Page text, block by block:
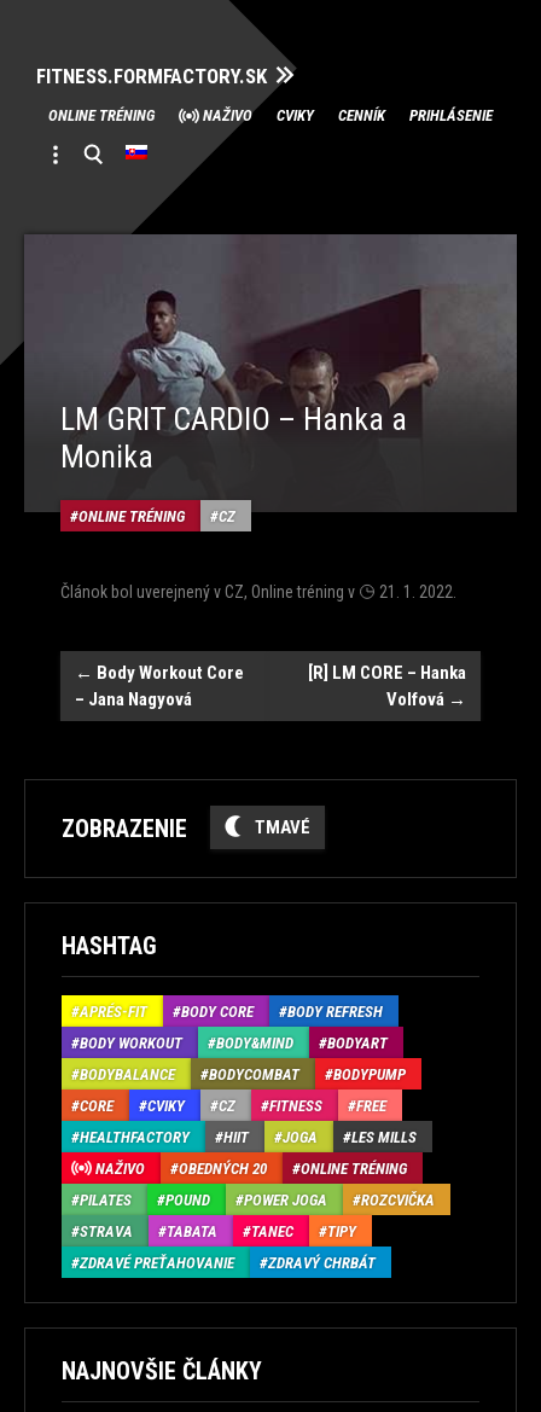
FITNESS.FORMFACTORY.SK
Skip
to
content
ONLINE TRÉNING NAŽIVO CVIKY CENNÍK PRIHLÁSENIE
LM GRIT CARDIO – Hanka a
Monika
ONLINE TRÉNING CZ
Článok bol uverejnený vCZ, Online tréning v 21. 1. 2022
Post
navigation
← Body Workout Core
– Jana Nagyová
[R] LM CORE – Hanka
Volfová →
ZOBRAZENIE TMAVÉ
HASHTAG
APRÉS-FIT BODY CORE
BODY REFRESH
BODY WORKOUT
BODY&MIND
BODYART
BODYBALANCE
BODYCOMBAT
BODYPUMP
CORE
CVIKY CZ FITNESS
FREE
HEALTHFACTORY
HIIT JOGA
LES MILLS
NAŽIVO
OBEDNÝCH 20
ONLINE TRÉNING
PILATES
POUND POWER JOGA
ROZCVIČKA
STRAVA
TABATA TANEC
TIPY
ZDRAVÉ PREŤAHOVANIE
ZDRAVÝ CHRBÁT
NAJNOVŠIE ČLÁNKY